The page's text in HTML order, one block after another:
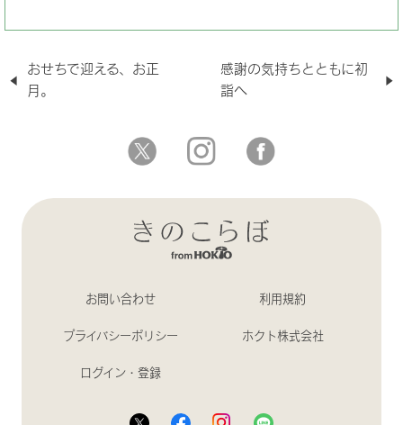
おせちで迎える、お正
月。
感謝の気持ちとともに初
詣へ
お問い合わせ 利用規約
プライバシーポリシー ホクト株式会社
ログイン・登録